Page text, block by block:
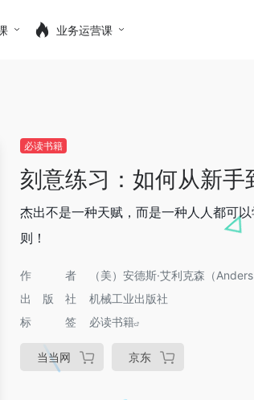
业务运营课
必读书籍
刻意练习：如何从新手
杰出不是一种天赋，而是一种人人都可
则！
作者
（美）安德斯·艾利克森（
出版社
机械工业出版社
标签
必读书籍
当当网 京东